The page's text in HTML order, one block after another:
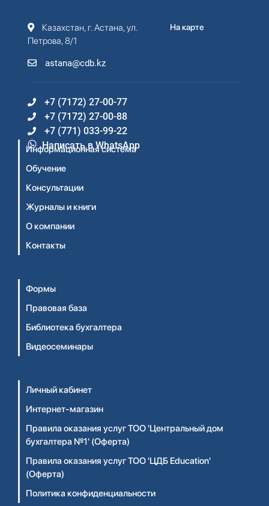
Казахстан, г. Астана, ул.
Петрова, 8/1
astana@cdb.kz
На карте
+7 (7172) 27-00-77
+7 (7172) 27-00-88
+7 (771) 033-99-22
Написать в WhatsApp
Информационная система
Обучение
Консультации
Журналы и книги
О компании
Контакты
Формы
Правовая база
Библиотека бухгалтера
Видеосеминары
Личный кабинет
Интернет-магазин
Правила оказания услуг ТОО 'Центральный дом
бухгалтера №1' (Оферта)
Правила оказания услуг ТОО 'ЦДБ Education'
(Оферта)
Политика конфиденциальности